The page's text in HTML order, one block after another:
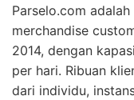
Parselo.com
merchandise
2014, dengan
per hari. Ribuan
dari individu,